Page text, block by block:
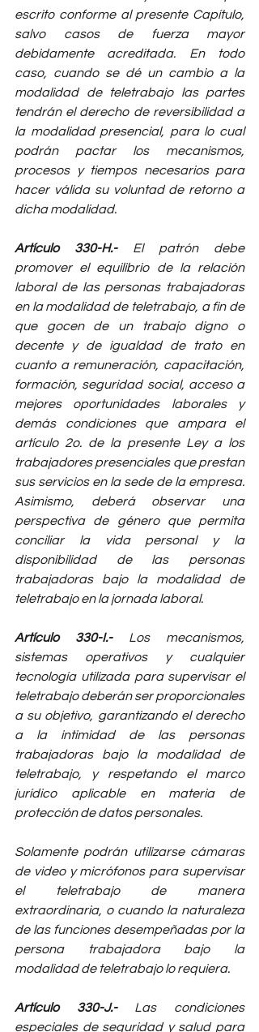
escrito conforme al presente Capítulo,
salvo casos de fuerza mayor
debidamente acreditada. En todo
caso, cuando se dé un cambio a la
modalidad de teletrabajo las partes
tendrán el derecho de reversibilidad a
la modalidad presencial, para lo cual
podrán pactar los mecanismos,
procesos y tiempos necesarios para
hacer válida su voluntad de retorno a
dicha modalidad.
Artículo 330-H.- El patrón debe
promover el equilibrio de la relación
laboral de las personas trabajadoras
en la modalidad de teletrabajo, a fin de
que gocen de un trabajo digno o
decente y de igualdad de trato en
cuanto a remuneración, capacitación,
formación, seguridad social, acceso a
mejores oportunidades laborales y
demás condiciones que ampara el
artículo 2o. de la presente Ley a los
trabajadores presenciales que prestan
sus servicios en la sede de la empresa.
Asimismo, deberá observar una
perspectiva de género que permita
conciliar la vida personal y la
disponibilidad de las personas
trabajadoras bajo la modalidad de
teletrabajo en la jornada laboral.
Artículo 330-I.- Los mecanismos,
sistemas operativos y cualquier
tecnología utilizada para supervisar el
teletrabajo deberán ser proporcionales
a su objetivo, garantizando el derecho
a la intimidad de las personas
trabajadoras bajo la modalidad de
teletrabajo, y respetando el marco
jurídico aplicable en materia de
protección de datos personales.
Solamente podrán utilizarse cámaras
de video y micrófonos para supervisar
el teletrabajo de manera
extraordinaria, o cuando la naturaleza
de las funciones desempeñadas por la
persona trabajadora bajo la
modalidad de teletrabajo lo requiera.
Artículo 330-J.- Las condiciones
especiales de seguridad y salud para